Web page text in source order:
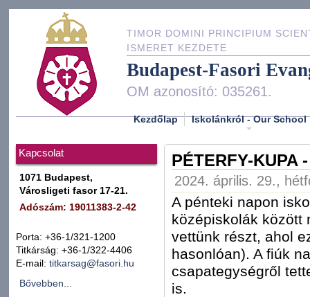
TIMOR DOMINI PRINCIPIUM
ISMERET KEZDETE
Budapest-Fasori
OM azonosító: 035261.
Kezdőlap Iskolánkról - Our School
Kapcsolat
1071 Budapest,
Városligeti fasor 17-21.
Adószám: 19011383-2-42
Porta: +36-1/321-1200
Titkárság: +36-1/322-4406
E-mail: titkarsag@fasori.hu
Bővebben...
PÉTERFY-KUPA
2024. április. 29.,
A pénteki napon
középiskolák között
vettünk részt, ahol
hasonlóan). A fiúk
csapategységről
is.